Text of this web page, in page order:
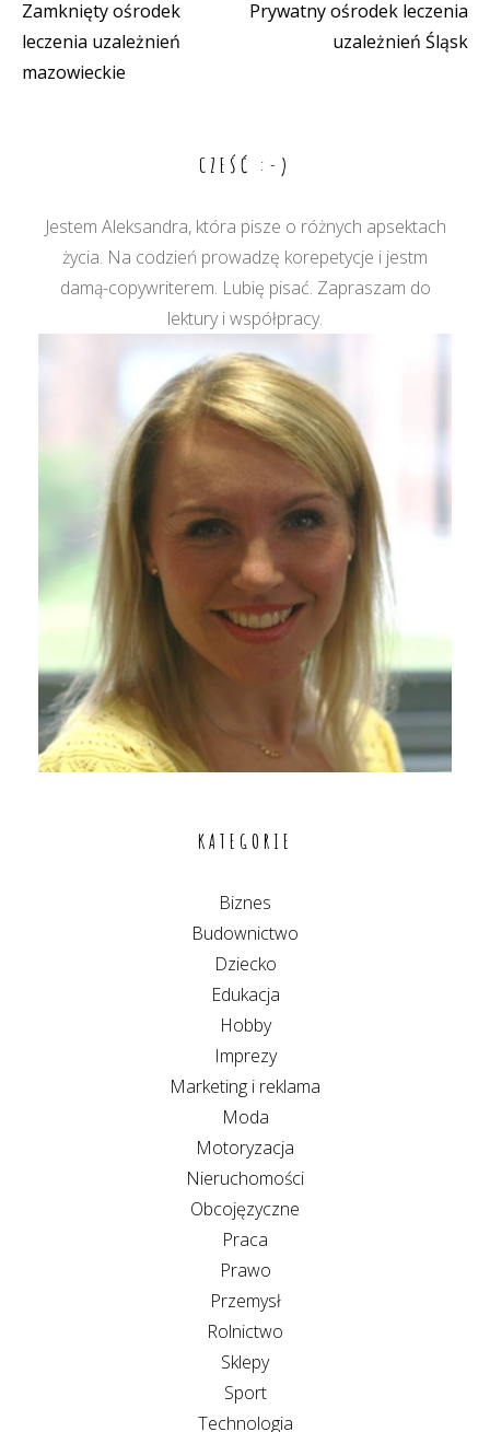
Nawigacja
wpisu
Zamknięty ośrodek
leczenia uzależnień
mazowieckie
Prywatny ośrodek leczenia
uzależnień Śląsk
CZEŚĆ :-)
Jestem Aleksandra, która pisze o różnych apsektach
życia. Na codzień prowadzę korepetycje i jestm
damą-copywriterem. Lubię pisać. Zapraszam do
lektury i współpracy.
KATEGORIE
Biznes
Budownictwo
Dziecko
Edukacja
Hobby
Imprezy
Marketing i reklama
Moda
Motoryzacja
Nieruchomości
Obcojęzyczne
Praca
Prawo
Przemysł
Rolnictwo
Sklepy
Sport
Technologia